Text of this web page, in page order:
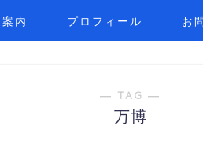
内 プロフィール お
― TAG ―
万博